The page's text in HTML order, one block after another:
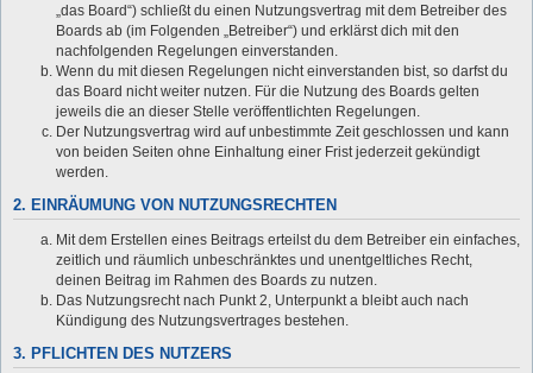
„das Board“) schließt du einen Nutzungsvertrag mit dem Betreiber des
Boards ab (im Folgenden „Betreiber“) und erklärst dich mit den
nachfolgenden Regelungen einverstanden.
Wenn du mit diesen Regelungen nicht einverstanden bist, so darfst du
das Board nicht weiter nutzen. Für die Nutzung des Boards gelten
jeweils die an dieser Stelle veröffentlichten Regelungen.
Der Nutzungsvertrag wird auf unbestimmte Zeit geschlossen und kann
von beiden Seiten ohne Einhaltung einer Frist jederzeit gekündigt
werden.
2. EINRÄUMUNG VON NUTZUNGSRECHTEN
Mit dem Erstellen eines Beitrags erteilst du dem Betreiber ein einfaches,
zeitlich und räumlich unbeschränktes und unentgeltliches Recht,
deinen Beitrag im Rahmen des Boards zu nutzen.
Das Nutzungsrecht nach Punkt 2, Unterpunkt a bleibt auch nach
Kündigung des Nutzungsvertrages bestehen.
3. PFLICHTEN DES NUTZERS